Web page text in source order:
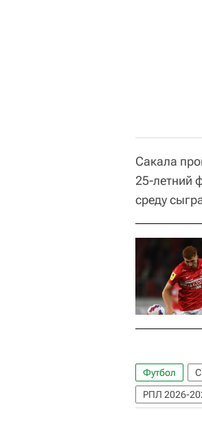
Сакала
25-летний
среду
Футбол
РПЛ 2026-